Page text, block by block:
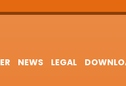
NEWS LEGAL